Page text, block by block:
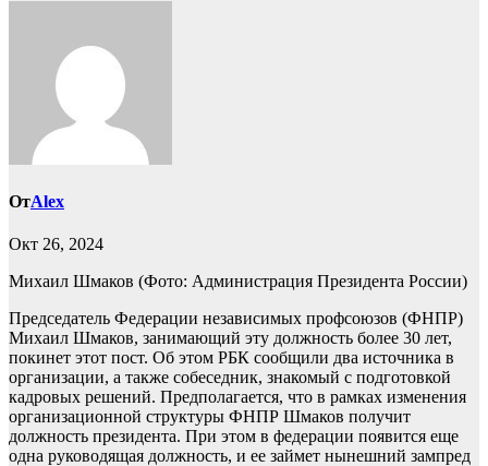
ОтAlex
Окт 26, 2024
Михаил Шмаков (Фото: Администрация Президента России)
Председатель Федерации независимых профсоюзов (ФНПР)
Михаил Шмаков, занимающий эту должность более 30 лет,
покинет этот пост. Об этом РБК сообщили два источника в
организации, а также собеседник, знакомый с подготовкой
кадровых решений. Предполагается, что в рамках изменения
организационной структуры ФНПР Шмаков получит
должность президента. При этом в федерации появится еще
одна руководящая должность, и ее займет нынешний зампред